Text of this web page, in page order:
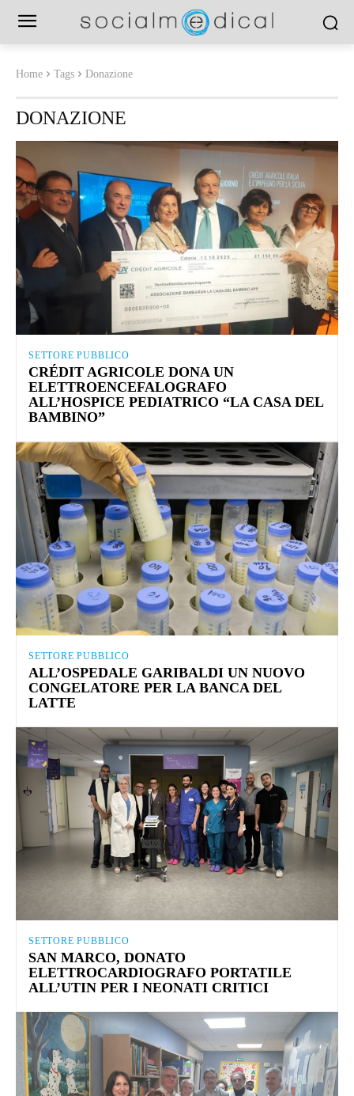
Home Tags Donazione
DONAZIONE
SETTORE PUBBLICO
CRÉDIT AGRICOLE DONA UN
ELETTROENCEFALOGRAFO
ALL’HOSPICE PEDIATRICO “LA CASA DEL
BAMBINO”
SETTORE PUBBLICO
ALL’OSPEDALE GARIBALDI UN NUOVO
CONGELATORE PER LA BANCA DEL
LATTE
SETTORE PUBBLICO
SAN MARCO, DONATO
ELETTROCARDIOGRAFO PORTATILE
ALL’UTIN PER I NEONATI CRITICI